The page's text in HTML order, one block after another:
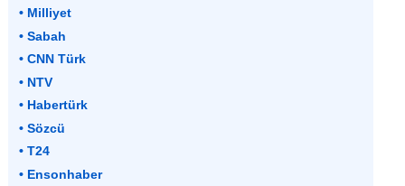
• Milliyet
• Sabah
• CNN Türk
• NTV
• Habertürk
• Sözcü
• T24
• Ensonhaber